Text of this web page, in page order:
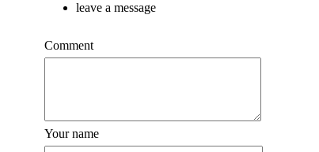
leave a message
Comment
Your name